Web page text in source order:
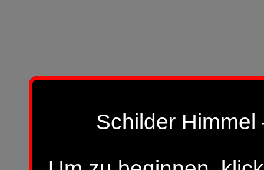
Schilder